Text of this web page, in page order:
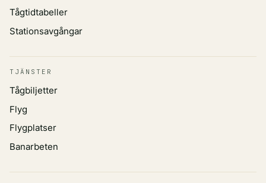
Tågtidtabeller
Stationsavgångar
TJÄNSTER
Tågbiljetter
Flyg
Flygplatser
Banarbeten